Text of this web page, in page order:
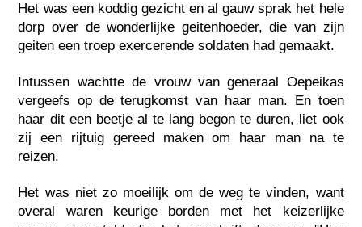
Het was een koddig gezicht en al gauw sprak het hele
dorp over de wonderlijke geitenhoeder, die van zijn
geiten een troep exercerende soldaten had gemaakt.
Intussen wachtte de vrouw van generaal Oepeikas
vergeefs op de terugkomst van haar man. En toen
haar dit een beetje al te lang begon te duren, liet ook
zij een rijtuig gereed maken om haar man na te
reizen.
Het was niet zo moeilijk om de weg te vinden, want
overal waren keurige borden met het keizerlijke